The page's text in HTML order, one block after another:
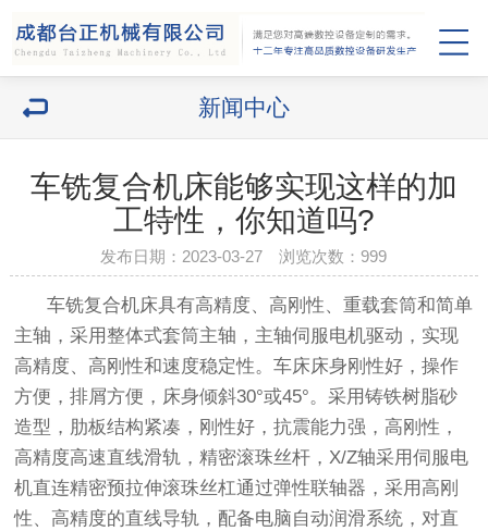
新闻中心
车铣复合机床能够实现这样的加
工特性，你知道吗?
发布日期：2023-03-27 浏览次数： 999
车铣复合机床具有高精度、高刚性、重载套筒和简单
主轴，采用整体式套筒主轴，主轴伺服电机驱动，实现
高精度、高刚性和速度稳定性。车床床身刚性好，操作
方便，排屑方便，床身倾斜30°或45°。采用铸铁树脂砂
造型，肋板结构紧凑，刚性好，抗震能力强，高刚性，
高精度高速直线滑轨，精密滚珠丝杆，X/Z轴采用伺服电
机直连精密预拉伸滚珠丝杠通过弹性联轴器，采用高刚
性、高精度的直线导轨，配备电脑自动润滑系统，对直